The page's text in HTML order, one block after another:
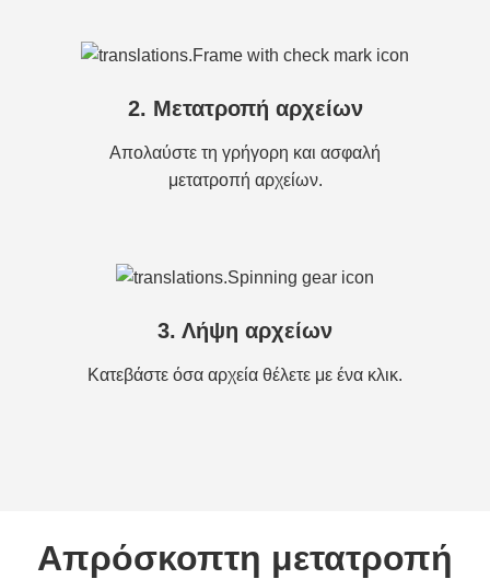
2. Μετατροπή αρχείων
Απολαύστε τη γρήγορη και ασφαλή
μετατροπή αρχείων.
3. Λήψη αρχείων
Κατεβάστε όσα αρχεία θέλετε με ένα κλικ.
Απρόσκοπτη μετατροπή